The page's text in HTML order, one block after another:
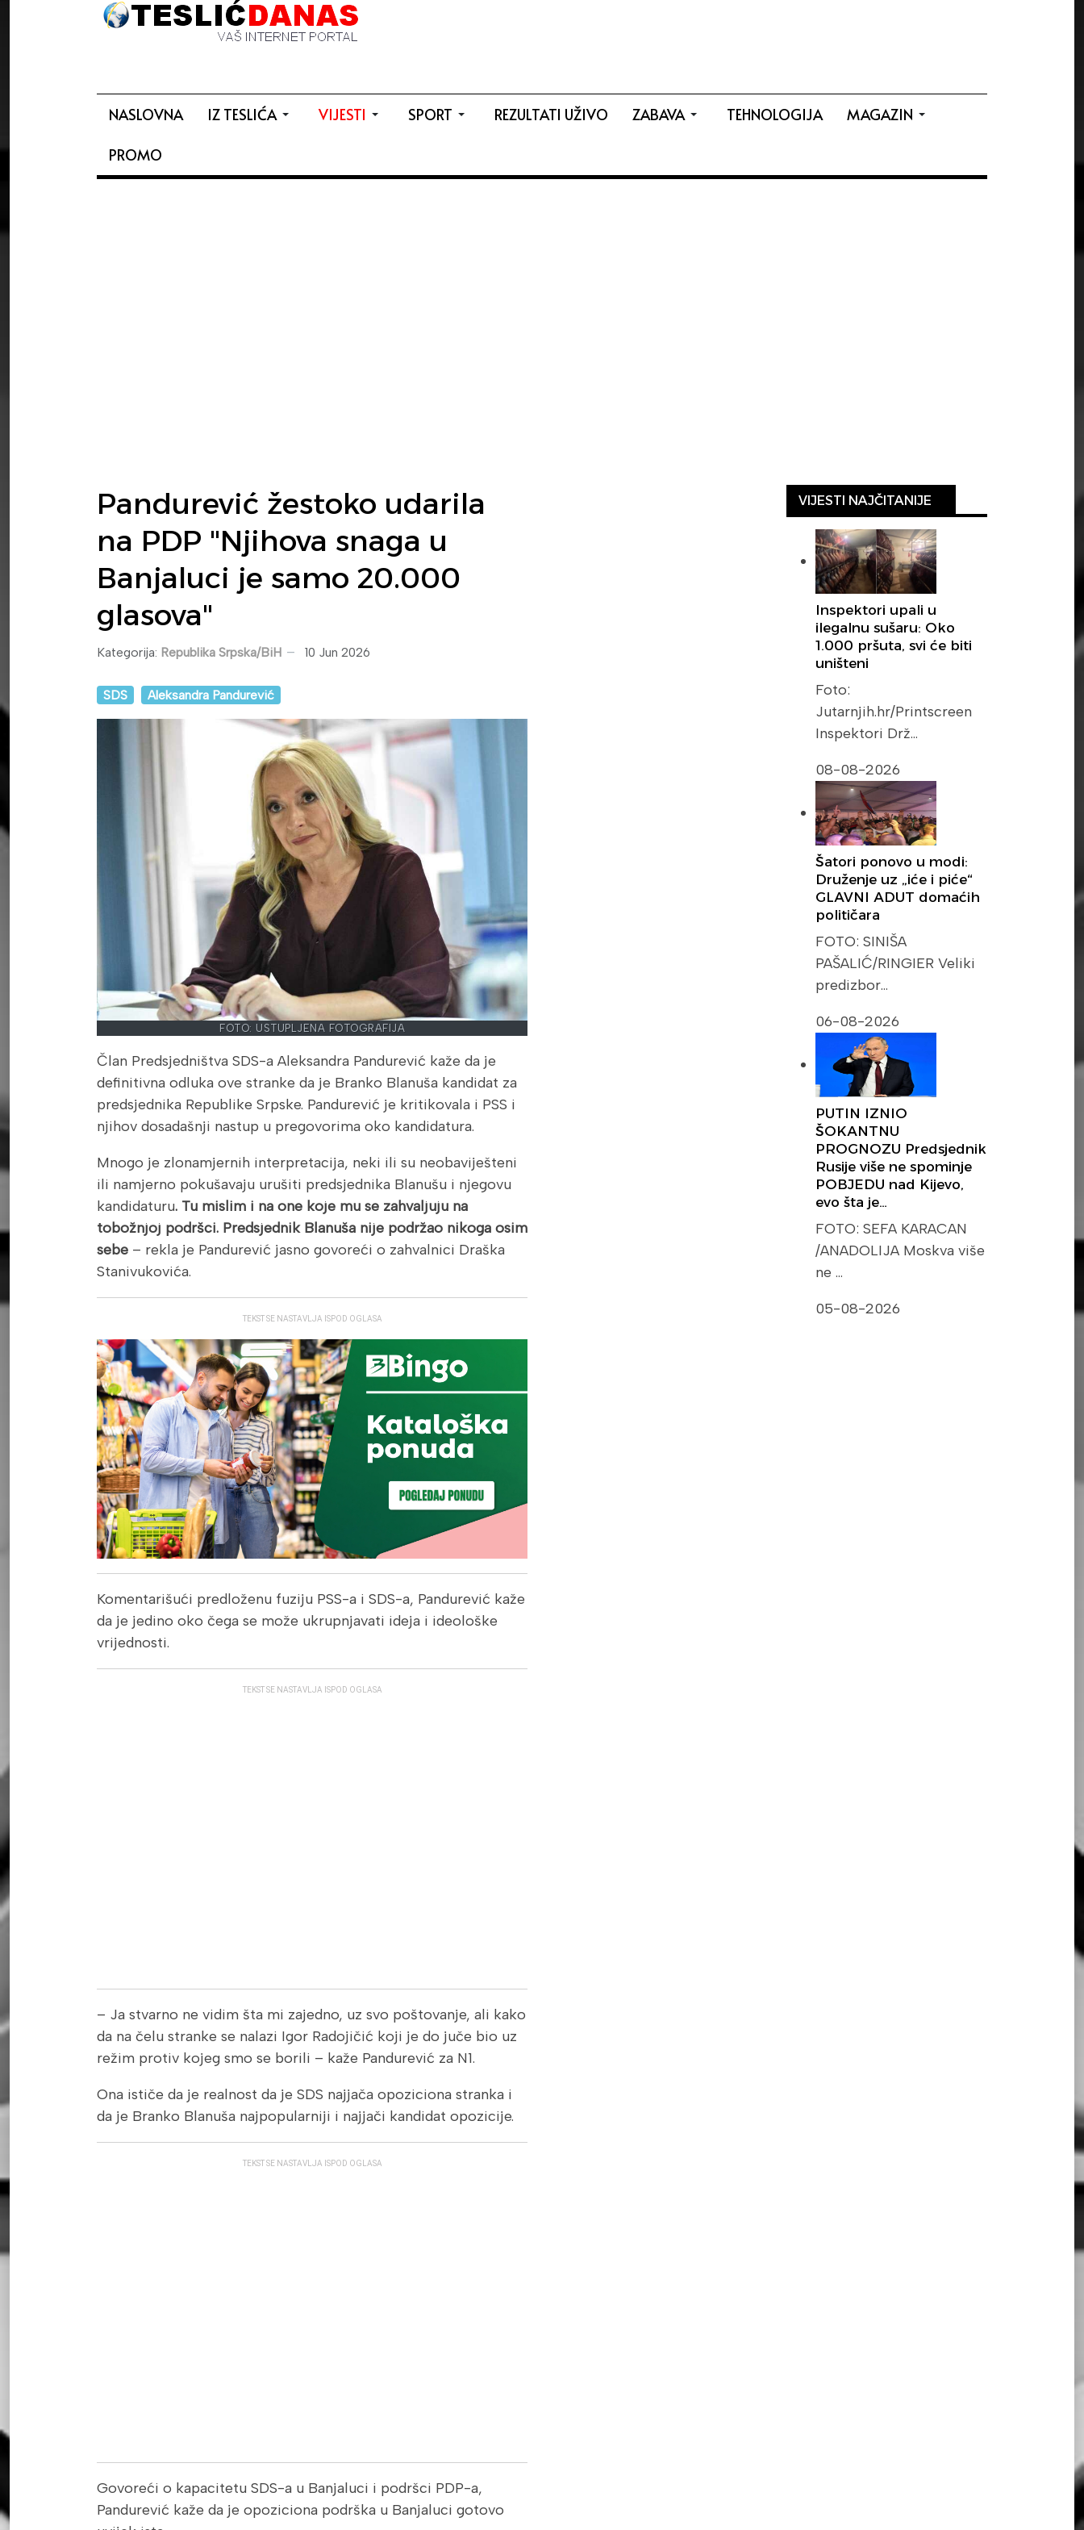
NASLOVNA IZ TESLIĆA VIJESTI SPORT REZULTATI UŽIVO ZABAVA TEHNOLOGIJA
MAGAZIN
PROMO
Pandurević žestoko udarila
na PDP "Njihova snaga u
Banjaluci je samo 20.000
glasova"
Kategorija: Republika Srpska/BiH 10 Jun 2026
SDS Aleksandra Pandurević
FOTO: USTUPLJENA FOTOGRAFIJA
Član Predsjedništva SDS-a Aleksandra Pandurević kaže da je
definitivna odluka ove stranke da je Branko Blanuša kandidat za
predsjednika Republike Srpske. Pandurević je kritikovala i PSS i
njihov dosadašnji nastup u pregovorima oko kandidatura.
Mnogo je zlonamjernih interpretacija, neki ili su neobaviješteni
ili namjerno pokušavaju urušiti predsjednika Blanušu i njegovu
kandidaturu. Tu mislim i na one koje mu se zahvaljuju na
tobožnjoj podršci. Predsjednik Blanuša nije podržao nikoga osim
sebe – rekla je Pandurević jasno govoreći o zahvalnici Draška
Stanivukovića.
TEKST SE NASTAVLJA ISPOD OGLASA
Komentarišući predloženu fuziju PSS-a i SDS-a, Pandurević kaže
da je jedino oko čega se može ukrupnjavati ideja i ideološke
vrijednosti.
TEKST SE NASTAVLJA ISPOD OGLASA
– Ja stvarno ne vidim šta mi zajedno, uz svo poštovanje, ali kako
da na čelu stranke se nalazi Igor Radojičić koji je do juče bio uz
režim protiv kojeg smo se borili – kaže Pandurević za N1.
Ona ističe da je realnost da je SDS najjača opoziciona stranka i
da je Branko Blanuša najpopularniji i najjači kandidat opozicije.
TEKST SE NASTAVLJA ISPOD OGLASA
Govoreći o kapacitetu SDS-a u Banjaluci i podršci PDP-a,
Pandurević kaže da je opoziciona podrška u Banjaluci gotovo
VIJESTI NAJČITANIJE
Inspektori upali u
ilegalnu sušaru: Oko
1.000 pršuta, svi će biti
uništeni
Foto:
Jutarnjih.hr/Printscreen
Inspektori Drž…
08-08-2026
Šatori ponovo u modi:
Druženje uz „iće i piće“
GLAVNI ADUT domaćih
političara
FOTO: SINIŠA
PAŠALIĆ/RINGIER Veliki
predizbor…
06-08-2026
PUTIN IZNIO
ŠOKANTNU
PROGNOZU Predsjednik
Rusije više ne spominje
POBJEDU nad Kijevo,
evo šta je…
FOTO: SEFA KARACAN
/ANADOLIJA Moskva više
ne …
05-08-2026